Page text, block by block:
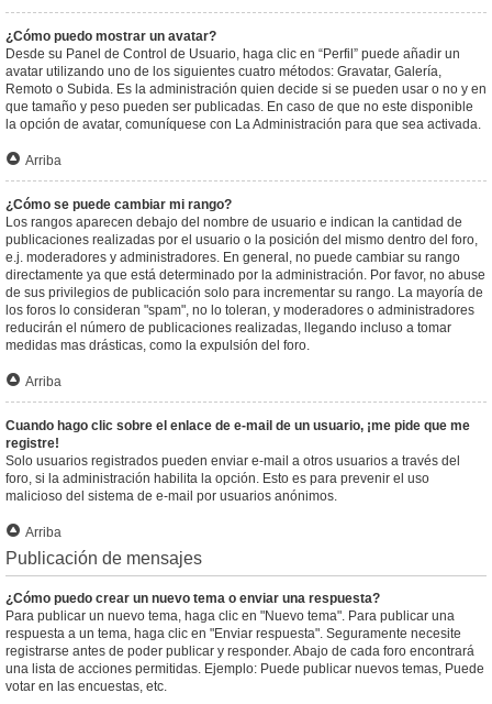
¿Cómo puedo mostrar un avatar?
Desde su Panel de Control de Usuario, haga clic en “Perfil” puede añadir un
avatar utilizando uno de los siguientes cuatro métodos: Gravatar, Galería,
Remoto o Subida. Es la administración quien decide si se pueden usar o no y en
que tamaño y peso pueden ser publicadas. En caso de que no este disponible
la opción de avatar, comuníquese con La Administración para que sea activada.
Arriba
¿Cómo se puede cambiar mi rango?
Los rangos aparecen debajo del nombre de usuario e indican la cantidad de
publicaciones realizadas por el usuario o la posición del mismo dentro del foro,
e.j. moderadores y administradores. En general, no puede cambiar su rango
directamente ya que está determinado por la administración. Por favor, no abuse
de sus privilegios de publicación solo para incrementar su rango. La mayoría de
los foros lo consideran "spam", no lo toleran, y moderadores o administradores
reducirán el número de publicaciones realizadas, llegando incluso a tomar
medidas mas drásticas, como la expulsión del foro.
Arriba
Cuando hago clic sobre el enlace de e-mail de un usuario, ¡me pide que me
registre!
Solo usuarios registrados pueden enviar e-mail a otros usuarios a través del
foro, si la administración habilita la opción. Esto es para prevenir el uso
malicioso del sistema de e-mail por usuarios anónimos.
Arriba
Publicación de mensajes
¿Cómo puedo crear un nuevo tema o enviar una respuesta?
Para publicar un nuevo tema, haga clic en "Nuevo tema". Para publicar una
respuesta a un tema, haga clic en "Enviar respuesta". Seguramente necesite
registrarse antes de poder publicar y responder. Abajo de cada foro encontrará
una lista de acciones permitidas. Ejemplo: Puede publicar nuevos temas, Puede
votar en las encuestas, etc.